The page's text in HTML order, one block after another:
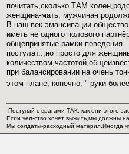
почитать,сколько ТАМ
женщина-мать, мужчина-
В наш век эмансипации
иметь не одного полового
общепринятые рамки поведения
постулат..,но просто для
при балансировании на очень
этом плане, конечно, " руки
-Поступай с врагами ТАК, как они этого
Если чел-ство хочет выжить,мы должны
Мы солдаты-расходный